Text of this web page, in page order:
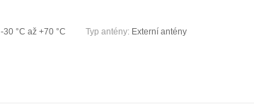
-30 °С až +70 °С Typ antény: Externí antény